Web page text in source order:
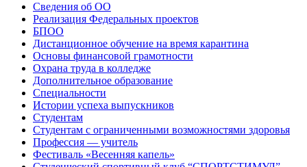
Сведения об ОО
Реализация Федеральных проектов
БПОО
Дистанционное обучение на время карантина
Основы финансовой грамотности
Охрана труда в колледже
Дополнительное образование
Специальности
Истории успеха выпускников
Студентам
Студентам с ограниченными возможностями здоровья
Профессия — учитель
Фестиваль «Весенняя капель»